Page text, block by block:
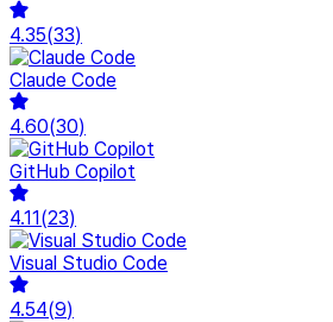
4.35(33)
Claude Code
4.60(30)
GitHub Copilot
4.11(23)
Visual Studio Code
4.54(9)